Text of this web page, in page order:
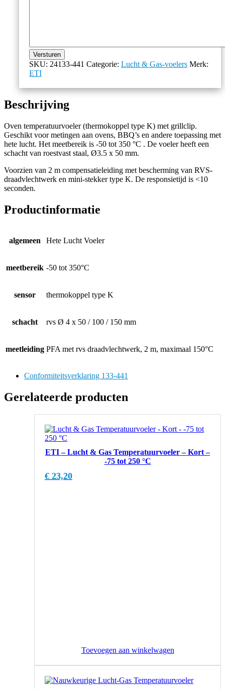
Versturen
SKU: 24133-441 Categorie: Lucht & Gas-voelers Merk:
ETI
Beschrijving
Oven temperatuurvoeler (thermokoppel type K) met grillclip.
Geschikt voor metingen aan ovens, BBQ’s en andere toepassing met
hete lucht. Het meetbereik is -50 tot 350 °C . De voeler heeft een
schacht van roestvast staal, Ø3.5 x 50 mm.
Voorzien van 2 m compensatieleiding met bescherming van RVS-
draadvlechtwerk en mini-stekker type K. De responsietijd is <10
seconden.
Productinformatie
algemeen Hete Lucht Voeler
meetbereik -50 tot 350°C
sensor thermokoppel type K
schacht rvs Ø 4 x 50 / 100 / 150 mm
meetleiding PFA met rvs draadvlechtwerk, 2 m, maximaal 150°C
Conformiteitsverklaring 133-441
Gerelateerde producten
ETI – Lucht & Gas Temperatuurvoeler – Kort –
-75 tot 250 °C
€ 23,20
Toevoegen aan winkelwagen